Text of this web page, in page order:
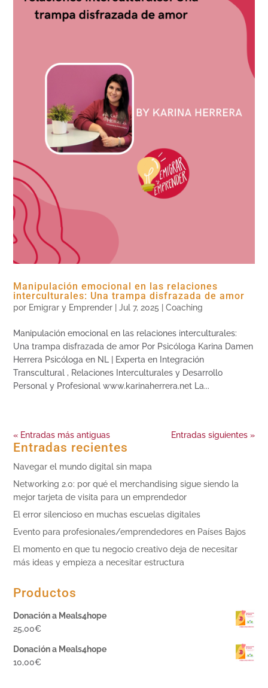
Manipulación emocional en las relaciones
interculturales: Una trampa disfrazada de amor
por Emigrar y Emprender |Jul 7, 2025 |Coaching
Manipulación emocional en las relaciones interculturales:
Una trampa disfrazada de amor Por Psicóloga Karina Damen
Herrera Psicóloga en NL | Experta en Integración
Transcultural , Relaciones Interculturales y Desarrollo
Personal y Profesional www.karinaherrera.net La...
« Entradas más antiguas Entradas siguientes »
Entradas recientes
Navegar el mundo digital sin mapa
Networking 2.0: por qué el merchandising sigue siendo la
mejor tarjeta de visita para un emprendedor
El error silencioso en muchas escuelas digitales
Evento para profesionales/emprendedores en Países Bajos
El momento en que tu negocio creativo deja de necesitar
más ideas y empieza a necesitar estructura
Productos
Donación a Meals4hope
25,00€
Donación a Meals4hope
10,00€